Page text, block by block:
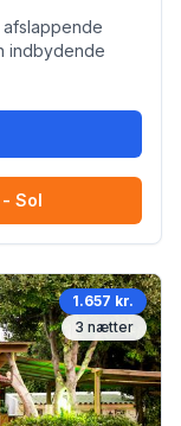
indbydende
Sol
1.657 kr.
3 nætter